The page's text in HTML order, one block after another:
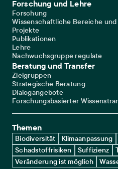
Forschung und Lehre
Forschung
Wissenschaftliche Bereiche
Projekte
Publikationen
Lehre
Nachwuchsgruppe regulate
Beratung und Transfer
Zielgruppen
Strategische Beratung
Dialogangebote
Forschungsbasierter
Themen
Biodiversität Klimaanpassung
Schadstoffrisiken
Suffizienz
Veränderung ist möglich